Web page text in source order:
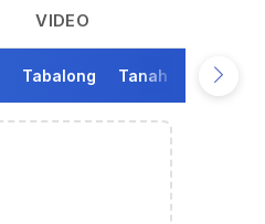
VIDEO
Tabalong Tanah Bumbu